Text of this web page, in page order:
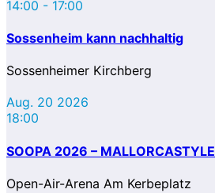
14:00 - 17:00
Sossenheim kann nachhaltig
Sossenheimer Kirchberg
Aug. 20 2026
18:00
SOOPA 2026 – MALLORCASTYLE
Open-Air-Arena Am Kerbeplatz